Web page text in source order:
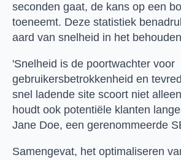
seconden gaat, de kans op een
toeneemt. Deze statistiek
aard van snelheid in het
'Snelheid is de poortwachter voor
gebruikersbetrokkenheid en
snel ladende site scoort niet
houdt ook potentiële klanten
Jane Doe, een gerenommeerde
Samengevat, het optimaliseren